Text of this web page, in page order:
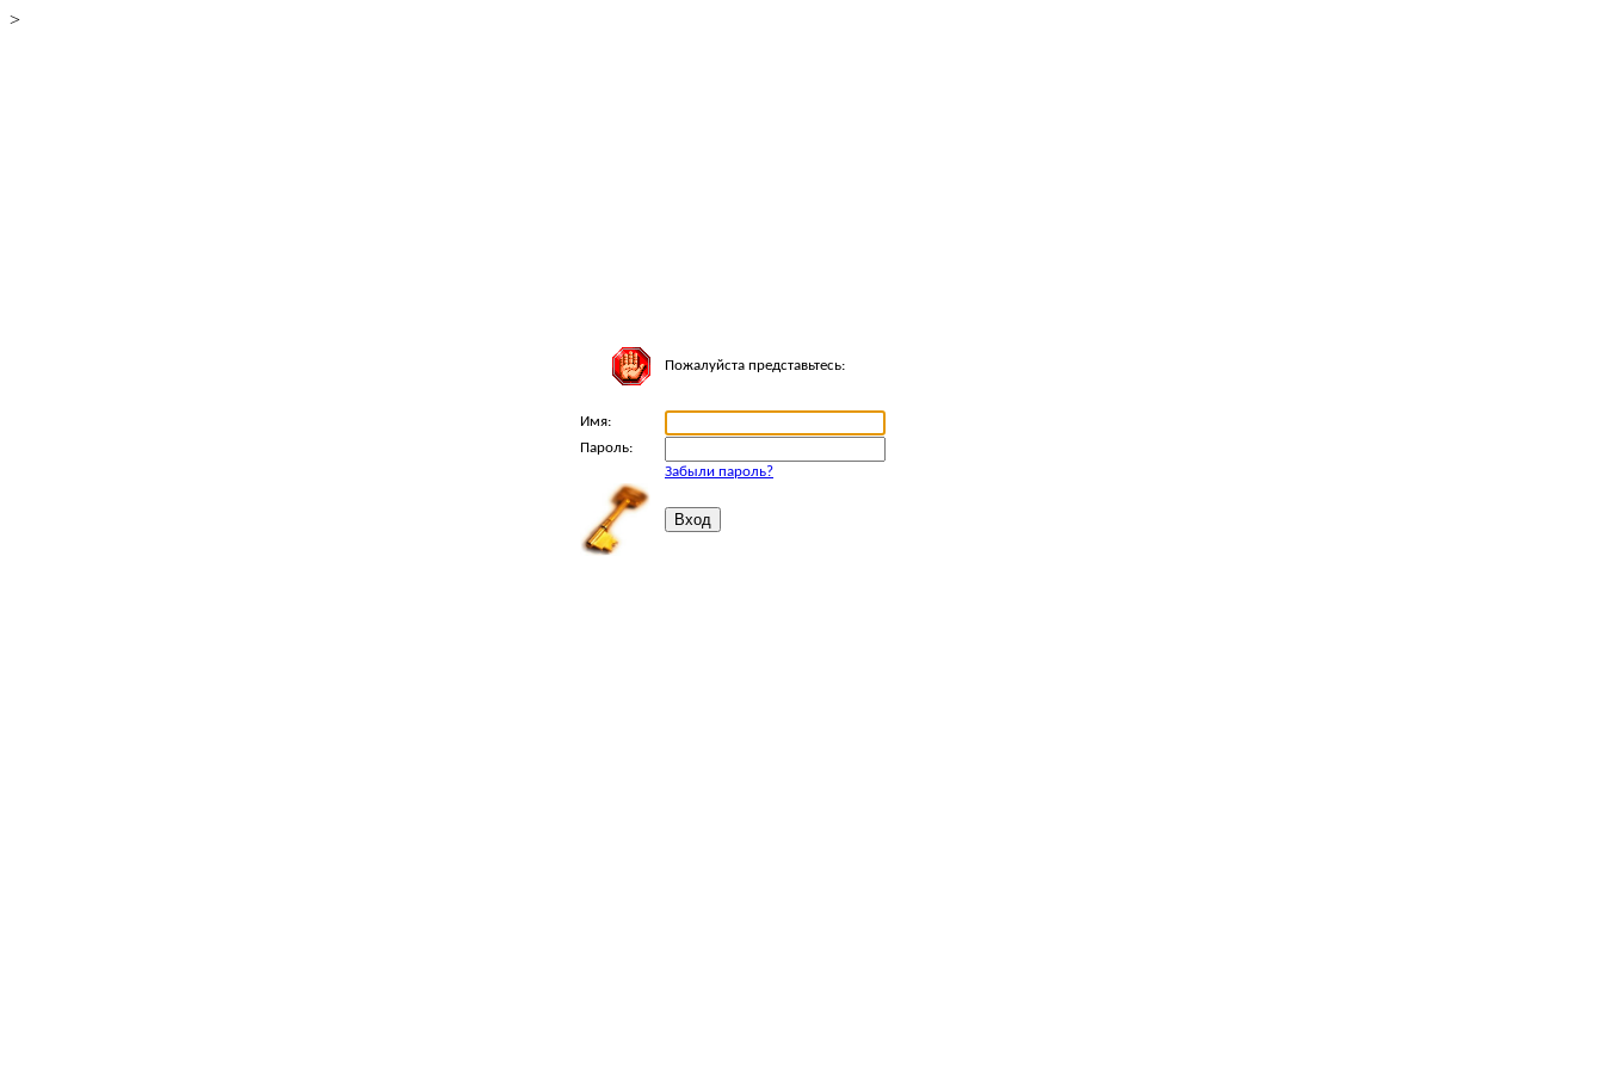
>
Пожалуйста представьтесь:
Имя:
Пароль:
Забыли пароль?